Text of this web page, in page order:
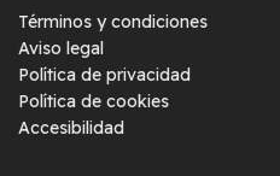
Términos y condiciones
Aviso legal
Política de privacidad
Política de cookies
Accesibilidad